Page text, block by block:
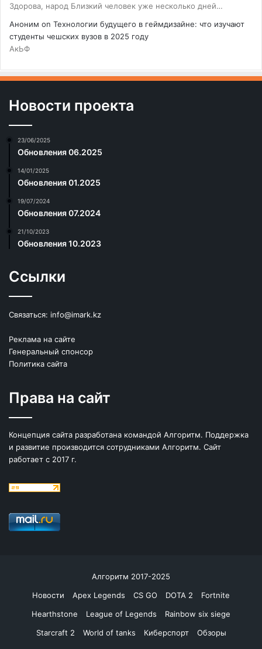
Здорова, народ Близкий человек уже несколько дней…
Аноним on Технологии будущего в геймдизайне: что изучают
студенты чешских вузов в 2025 году
АкЬФ
Новости проекта
23/06/2025
Обновления 06.2025
14/01/2025
Обновления 01.2025
19/07/2024
Обновления 07.2024
21/10/2023
Обновления 10.2023
Ссылки
Связаться: info@imark.kz
Реклама на сайте
Генеральный спонсор
Политика сайта
Права на сайт
Концепция сайта разработана командой Алгоритм. Поддержка
и развитие производится сотрудниками Алгоритм. Сайт
работает с 2017 г.
Алгоритм 2017-2025
Новости
Apex Legends CS GO DOTA 2
Fortnite
Hearthstone
League of Legends
Rainbow six siege
Starcraft 2
World of tanks Киберспорт Обзоры